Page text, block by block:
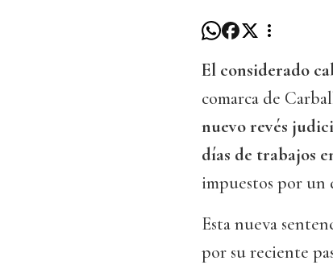
El considerado
comarca de
nuevo revés
días de trabajos
impuestos por un
Esta nueva
por su reciente